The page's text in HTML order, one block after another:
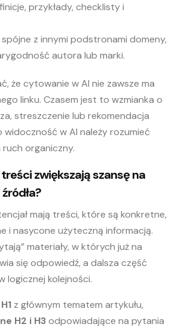
przykłady, checklisty i
z innymi podstronami domeny,
autora lub marki.
że cytowanie w AI nie zawsze ma
linku. Czasem jest to wzmianka o
streszczenie lub rekomendacja
widoczność w AI należy rozumieć
ruch organiczny.
zwiększają szansę na
mają treści, które są konkretne,
i nasycone użyteczną informacją.
materiały, w których już na
się odpowiedź, a dalsza część
logicznej kolejności.
z głównym tematem artykułu,
H2 i H3 odpowiadające na pytania